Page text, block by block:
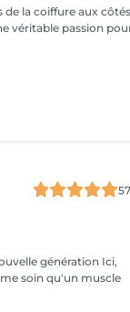
de la coiffure aux côtés
véritable passion
soin qu'un muscle